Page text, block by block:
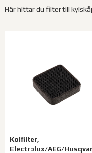
Här hittar du filter till
Kolfilter,
Electrolux/AEG/